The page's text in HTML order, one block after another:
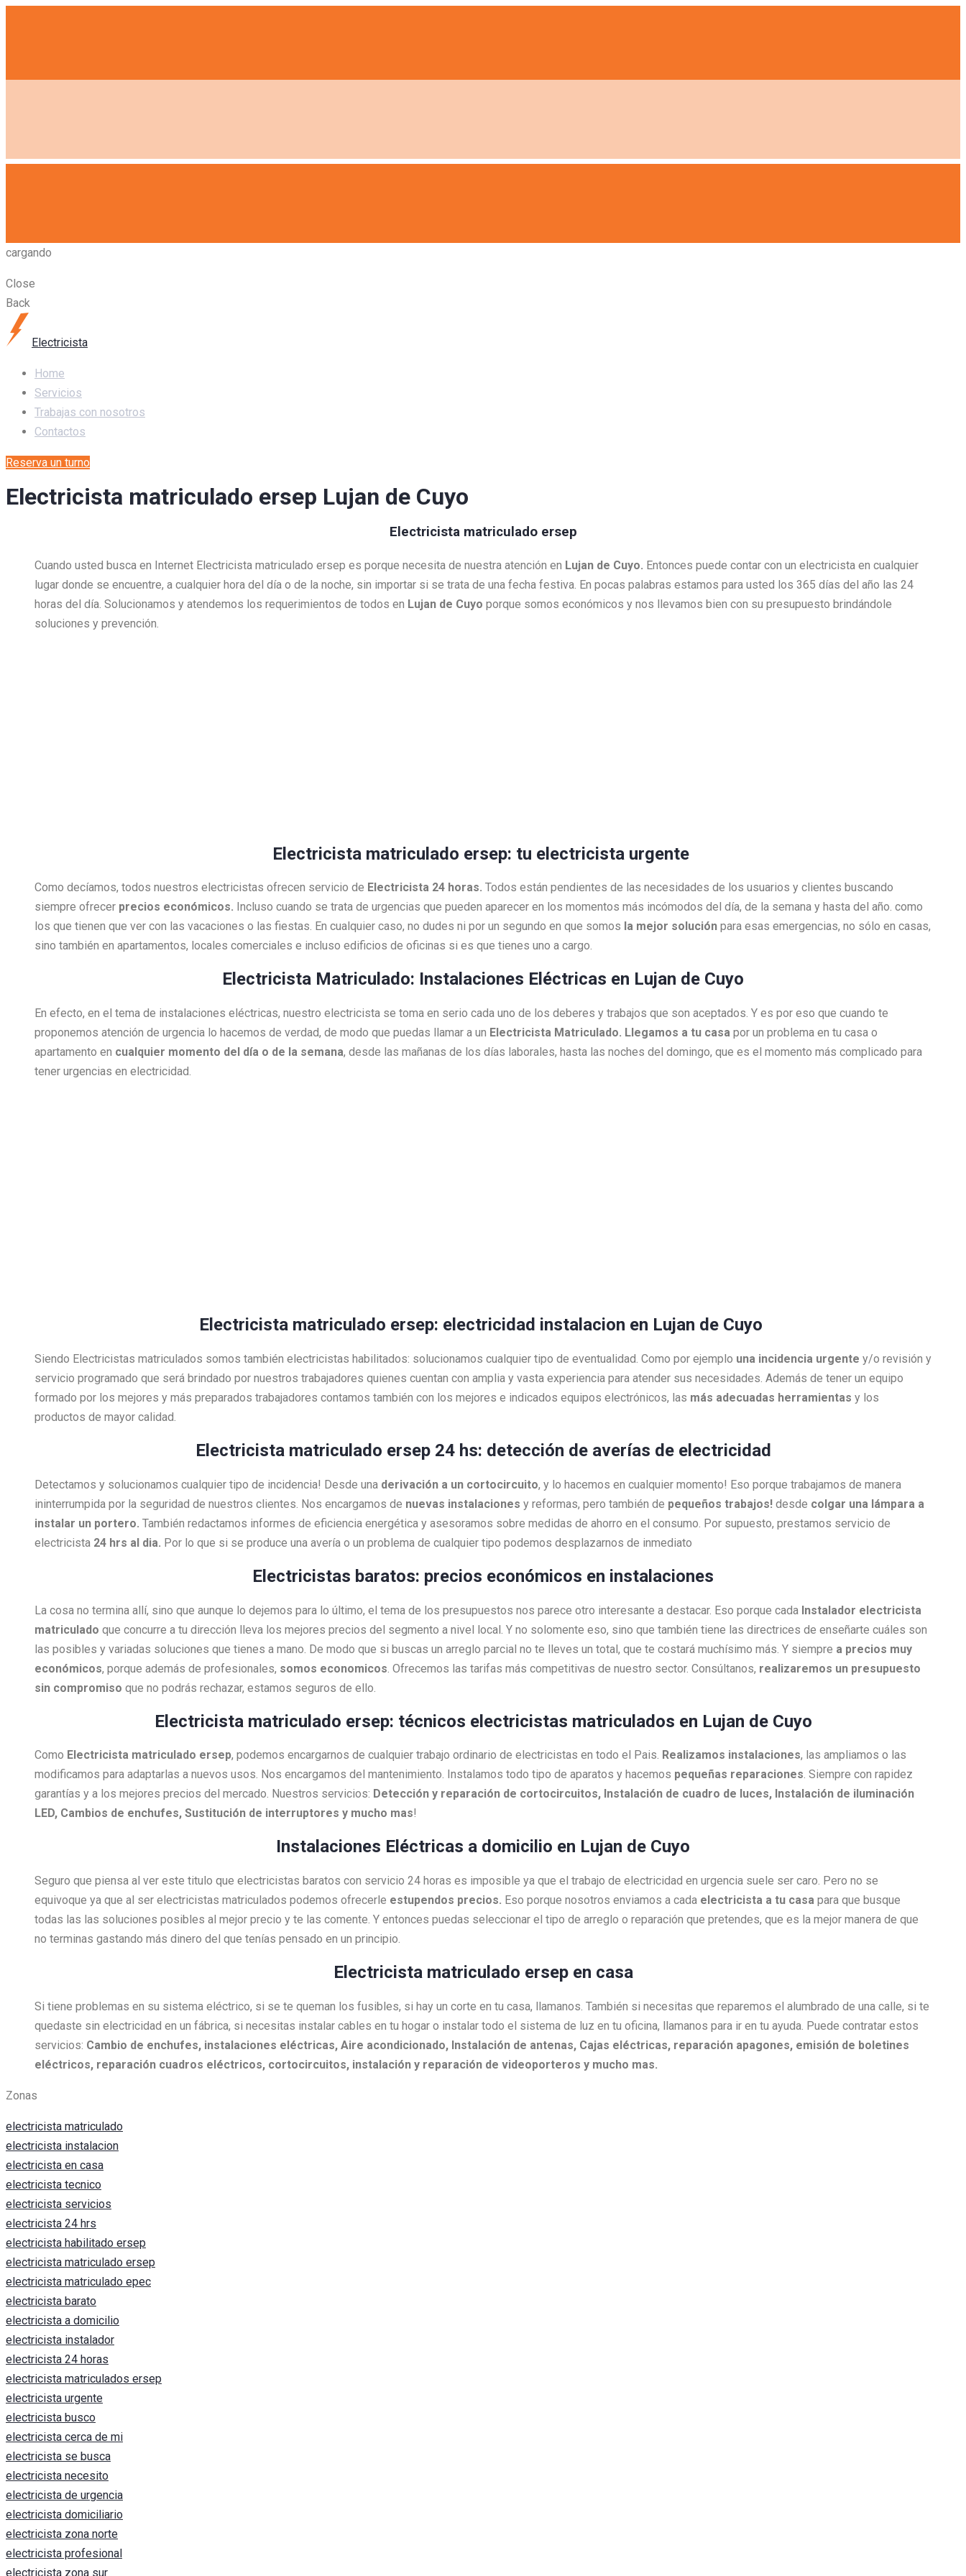
cargando
Close
Back
Electricista
Home
Servicios
Trabajas con nosotros
Contactos
Reserva un turno
Electricista matriculado ersep Lujan de Cuyo
Electricista matriculado ersep
Cuando usted busca en Internet Electricista matriculado ersep es porque necesita de nuestra atención en Lujan de Cuyo. Entonces puede contar con un electricista en cualquier
lugar donde se encuentre, a cualquier hora del día o de la noche, sin importar si se trata de una fecha festiva. En pocas palabras estamos para usted los 365 días del año las 24
horas del día. Solucionamos y atendemos los requerimientos de todos en Lujan de Cuyo porque somos económicos y nos llevamos bien con su presupuesto brindándole
soluciones y prevención.
Electricista matriculado ersep: tu electricista urgente
Como decíamos, todos nuestros electricistas ofrecen servicio de Electricista 24 horas. Todos están pendientes de las necesidades de los usuarios y clientes buscando
siempre ofrecer precios económicos. Incluso cuando se trata de urgencias que pueden aparecer en los momentos más incómodos del día, de la semana y hasta del año. como
los que tienen que ver con las vacaciones o las fiestas. En cualquier caso, no dudes ni por un segundo en que somos la mejor solución para esas emergencias, no sólo en casas,
sino también en apartamentos, locales comerciales e incluso edificios de oficinas si es que tienes uno a cargo.
Electricista Matriculado: Instalaciones Eléctricas en Lujan de Cuyo
En efecto, en el tema de instalaciones eléctricas, nuestro electricista se toma en serio cada uno de los deberes y trabajos que son aceptados. Y es por eso que cuando te
proponemos atención de urgencia lo hacemos de verdad, de modo que puedas llamar a un Electricista Matriculado. Llegamos a tu casa por un problema en tu casa o
apartamento en cualquier momento del día o de la semana, desde las mañanas de los días laborales, hasta las noches del domingo, que es el momento más complicado para
tener urgencias en electricidad.
Electricista matriculado ersep: electricidad instalacion en Lujan de Cuyo
Siendo Electricistas matriculados somos también electricistas habilitados: solucionamos cualquier tipo de eventualidad. Como por ejemplo una incidencia urgente y/o revisión y
servicio programado que será brindado por nuestros trabajadores quienes cuentan con amplia y vasta experiencia para atender sus necesidades. Además de tener un equipo
formado por los mejores y más preparados trabajadores contamos también con los mejores e indicados equipos electrónicos, las más adecuadas herramientas y los
productos de mayor calidad.
Electricista matriculado ersep 24 hs: detección de averías de electricidad
Detectamos y solucionamos cualquier tipo de incidencia! Desde una derivación a un cortocircuito, y lo hacemos en cualquier momento! Eso porque trabajamos de manera
ininterrumpida por la seguridad de nuestros clientes. Nos encargamos de nuevas instalaciones y reformas, pero también de pequeños trabajos! desde colgar una lámpara a
instalar un portero. También redactamos informes de eficiencia energética y asesoramos sobre medidas de ahorro en el consumo. Por supuesto, prestamos servicio de
electricista 24 hrs al dia. Por lo que si se produce una avería o un problema de cualquier tipo podemos desplazarnos de inmediato
Electricistas baratos: precios económicos en instalaciones
La cosa no termina allí, sino que aunque lo dejemos para lo último, el tema de los presupuestos nos parece otro interesante a destacar. Eso porque cada Instalador electricista
matriculado que concurre a tu dirección lleva los mejores precios del segmento a nivel local. Y no solomente eso, sino que también tiene las directrices de enseñarte cuáles son
las posibles y variadas soluciones que tienes a mano. De modo que si buscas un arreglo parcial no te lleves un total, que te costará muchísimo más. Y siempre a precios muy
económicos, porque además de profesionales, somos economicos . Ofrecemos las tarifas más competitivas de nuestro sector. Consúltanos, realizaremos un presupuesto
sin compromiso que no podrás rechazar, estamos seguros de ello.
Electricista matriculado ersep: técnicos electricistas matriculados en Lujan de Cuyo
Como Electricista matriculado ersep, podemos encargarnos de cualquier trabajo ordinario de electricistas en todo el Pais. Realizamos instalaciones, las ampliamos o las
modificamos para adaptarlas a nuevos usos. Nos encargamos del mantenimiento. Instalamos todo tipo de aparatos y hacemos pequeñas reparaciones. Siempre con rapidez
garantías y a los mejores precios del mercado. Nuestros servicios: Detección y reparación de cortocircuitos, Instalación de cuadro de luces, Instalación de iluminación
LED, Cambios de enchufes, Sustitución de interruptores y mucho mas!
Instalaciones Eléctricas a domicilio en Lujan de Cuyo
Seguro que piensa al ver este titulo que electricistas baratos con servicio 24 horas es imposible ya que el trabajo de electricidad en urgencia suele ser caro. Pero no se
equivoque ya que al ser electricistas matriculados podemos ofrecerle estupendos precios. Eso porque nosotros enviamos a cada electricista a tu casa para que busque
todas las las soluciones posibles al mejor precio y te las comente. Y entonces puedas seleccionar el tipo de arreglo o reparación que pretendes, que es la mejor manera de que
no terminas gastando más dinero del que tenías pensado en un principio.
Electricista matriculado ersep en casa
Si tiene problemas en su sistema eléctrico, si se te queman los fusibles, si hay un corte en tu casa, llamanos. También si necesitas que reparemos el alumbrado de una calle, si te
quedaste sin electricidad en un fábrica, si necesitas instalar cables en tu hogar o instalar todo el sistema de luz en tu oficina, llamanos para ir en tu ayuda. Puede contratar estos
servicios: Cambio de enchufes, instalaciones eléctricas, Aire acondicionado, Instalación de antenas, Cajas eléctricas, reparación apagones, emisión de boletines
eléctricos, reparación cuadros eléctricos, cortocircuitos, instalación y reparación de videoporteros y mucho mas.
Zonas
electricista matriculado
electricista instalacion
electricista en casa
electricista tecnico
electricista servicios
electricista 24 hrs
electricista habilitado ersep
electricista matriculado ersep
electricista matriculado epec
electricista barato
electricista a domicilio
electricista instalador
electricista 24 horas
electricista matriculados ersep
electricista urgente
electricista busco
electricista cerca de mi
electricista se busca
electricista necesito
electricista de urgencia
electricista domiciliario
electricista zona norte
electricista profesional
electricista zona sur